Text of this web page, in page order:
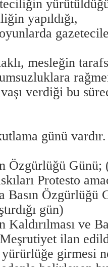
yapıldığı,
mesleğin
verdiği bu
günü vardır.
Özgürlüğü
Protesto
Basın Özgürlüğü
gün)
Kaldırılması ve
ilan
yürürlüğe girmesi